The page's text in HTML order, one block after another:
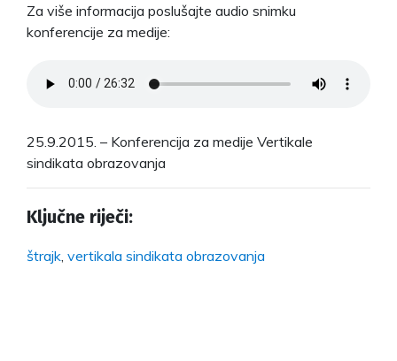
Za više informacija poslušajte audio snimku
konferencije za medije:
25.9.2015. – Konferencija za medije Vertikale
sindikata obrazovanja
Ključne riječi:
štrajk vertikala sindikata obrazovanja